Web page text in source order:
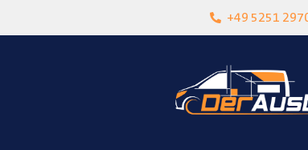
+49 5251
Lokalgeschäft in Paderborn